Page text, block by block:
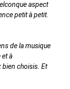
aspect
petit à petit.
de la musique
et à
bien choisis. Et